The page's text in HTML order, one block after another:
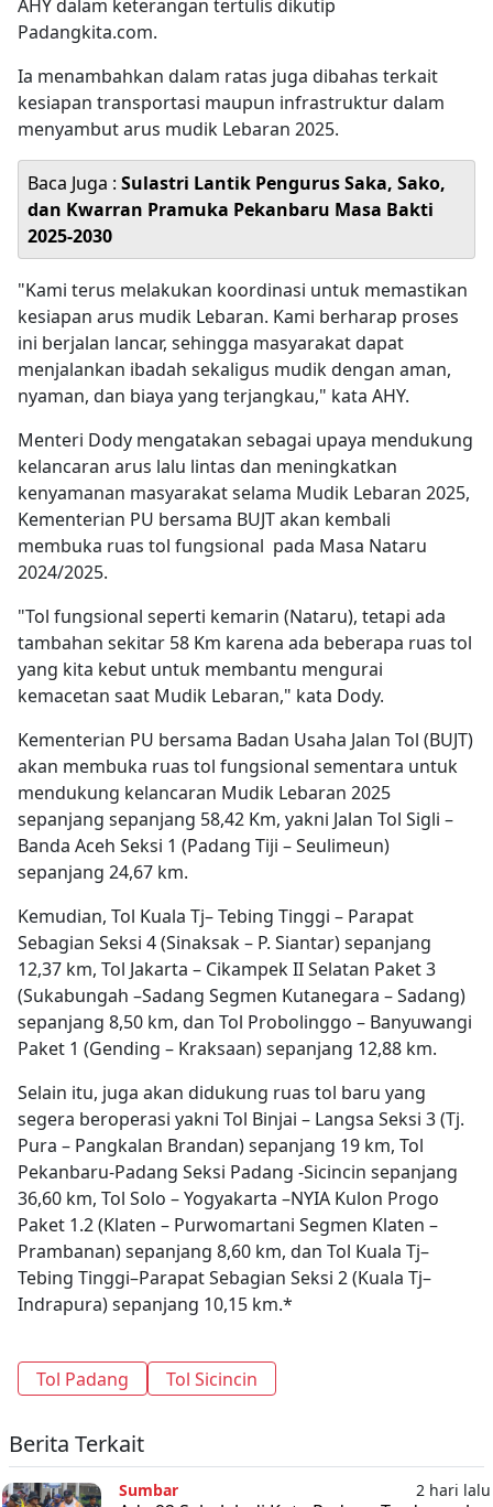
AHY dalam keterangan tertulis dikutip
Padangkita.com.
Ia menambahkan dalam ratas juga dibahas terkait
kesiapan transportasi maupun infrastruktur dalam
menyambut arus mudik Lebaran 2025.
Baca Juga : Sulastri Lantik Pengurus Saka, Sako,
dan Kwarran Pramuka Pekanbaru Masa Bakti
2025-2030
"Kami terus melakukan koordinasi untuk memastikan
kesiapan arus mudik Lebaran. Kami berharap proses
ini berjalan lancar, sehingga masyarakat dapat
menjalankan ibadah sekaligus mudik dengan aman,
nyaman, dan biaya yang terjangkau," kata AHY.
Menteri Dody mengatakan sebagai upaya mendukung
kelancaran arus lalu lintas dan meningkatkan
kenyamanan masyarakat selama Mudik Lebaran 2025,
Kementerian PU bersama BUJT akan kembali
membuka ruas tol fungsional pada Masa Nataru
2024/2025.
"Tol fungsional seperti kemarin (Nataru), tetapi ada
tambahan sekitar 58 Km karena ada beberapa ruas tol
yang kita kebut untuk membantu mengurai
kemacetan saat Mudik Lebaran," kata Dody.
Kementerian PU bersama Badan Usaha Jalan Tol (BUJT)
akan membuka ruas tol fungsional sementara untuk
mendukung kelancaran Mudik Lebaran 2025
sepanjang sepanjang 58,42 Km, yakni Jalan Tol Sigli –
Banda Aceh Seksi 1 (Padang Tiji – Seulimeun)
sepanjang 24,67 km.
Kemudian, Tol Kuala Tj– Tebing Tinggi – Parapat
Sebagian Seksi 4 (Sinaksak – P. Siantar) sepanjang
12,37 km, Tol Jakarta – Cikampek II Selatan Paket 3
(Sukabungah –Sadang Segmen Kutanegara – Sadang)
sepanjang 8,50 km, dan Tol Probolinggo – Banyuwangi
Paket 1 (Gending – Kraksaan) sepanjang 12,88 km.
Selain itu, juga akan didukung ruas tol baru yang
segera beroperasi yakni Tol Binjai – Langsa Seksi 3 (Tj.
Pura – Pangkalan Brandan) sepanjang 19 km, Tol
Pekanbaru-Padang Seksi Padang -Sicincin sepanjang
36,60 km, Tol Solo – Yogyakarta –NYIA Kulon Progo
Paket 1.2 (Klaten – Purwomartani Segmen Klaten –
Prambanan) sepanjang 8,60 km, dan Tol Kuala Tj–
Tebing Tinggi–Parapat Sebagian Seksi 2 (Kuala Tj–
Indrapura) sepanjang 10,15 km.*
Tol Padang Tol Sicincin
Berita Terkait
Sumbar 2 hari lalu